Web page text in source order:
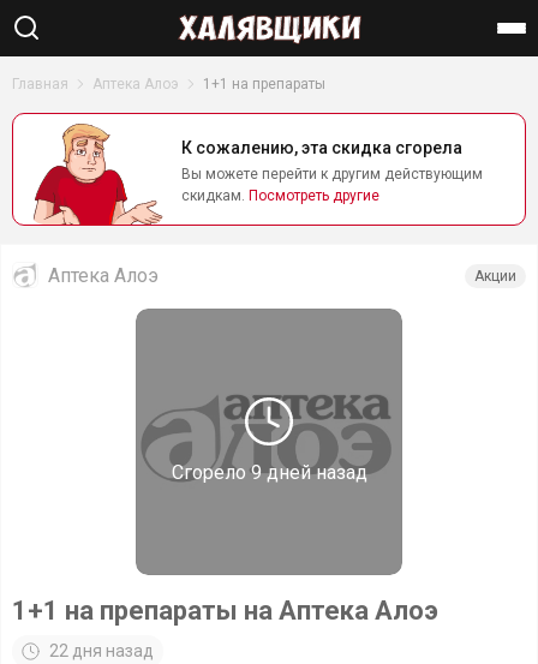
Главная Аптека Алоэ 1+1 на препараты
К сожалению, эта скидка сгорела
Вы можете перейти к другим действующим
скидкам. Посмотреть другие
Сгорело9 дней назад
Аптека Алоэ Акции
1+1 на препараты на Аптека Алоэ
22 дня назад